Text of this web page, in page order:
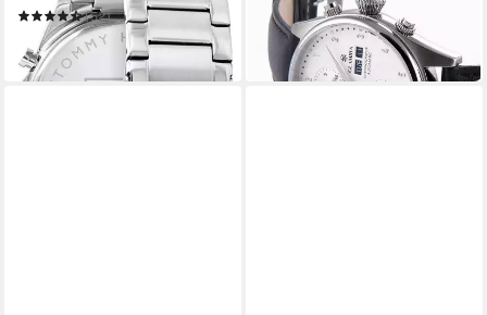
(52)
179,00 €
in 1-2 Werktagen bei dir
1.316,65 € 1.549,00 €
-15%
in 2-3 Werktagen bei dir